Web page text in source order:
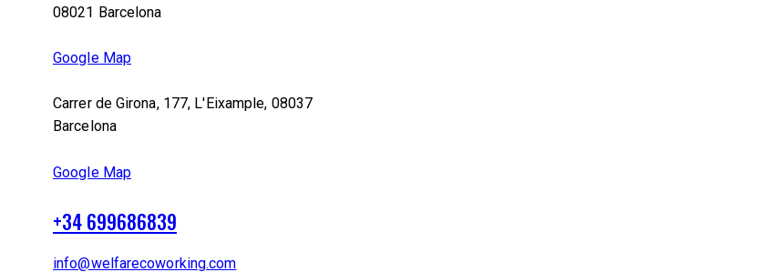
08021 Barcelona
Google Map
Carrer de Girona, 177, L'Eixample, 08037
Barcelona
Google Map
+34 699686839
info@welfarecoworking.com